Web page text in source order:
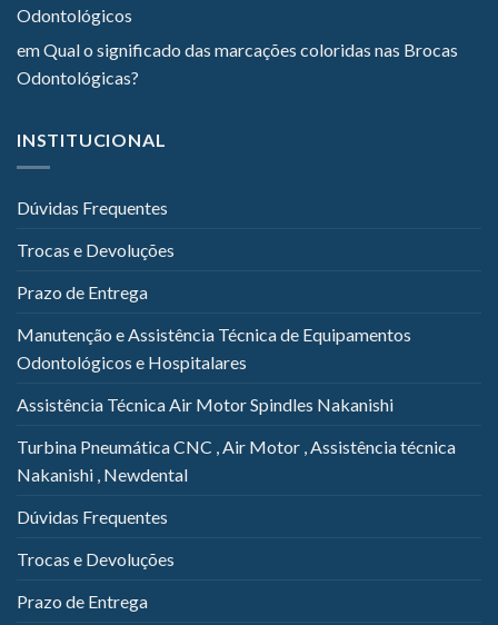
Odontológicos
emQual o significado das marcações coloridas nas Brocas
Odontológicas?
INSTITUCIONAL
Dúvidas Frequentes
Trocas e Devoluções
Prazo de Entrega
Manutenção e Assistência Técnica de Equipamentos
Odontológicos e Hospitalares
Assistência Técnica Air Motor Spindles Nakanishi
Turbina Pneumática CNC , Air Motor , Assistência técnica
Nakanishi , Newdental
Dúvidas Frequentes
Trocas e Devoluções
Prazo de Entrega